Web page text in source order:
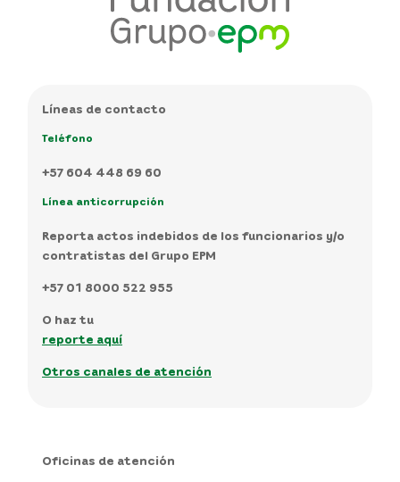
Líneas de contacto
Teléfono
+57 604 448 69 60
Línea anticorrupción
Reporta actos indebidos de los funcionarios y/o
contratistas del Grupo EPM
+57 01 8000 522 955
O haz tu
reporte aquí
Otros canales de atención
Oficinas de atención